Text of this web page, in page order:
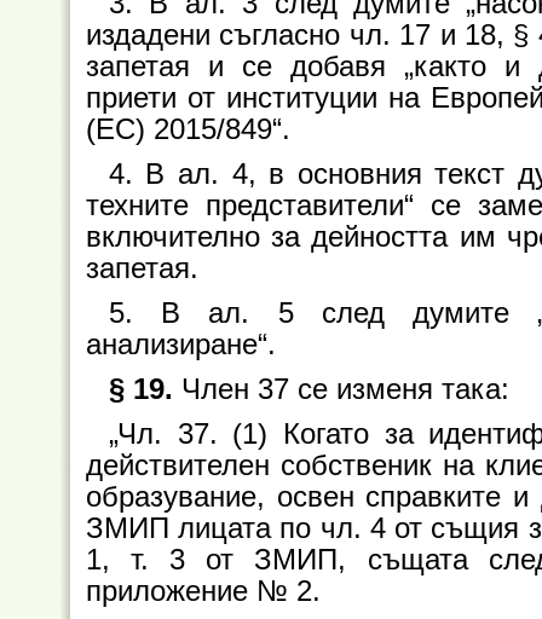
издадени съгласно чл. 17 и 18,
запетая и се добавя „както и
приети от институции на
(ЕС) 2015/849“.
4. В ал. 4, в основния текст
техните представители“ се
включително за дейността им
запетая.
5. В ал. 5 след думите
анализиране“.
§ 19. Член 37 се изменя така:
„Чл. 37. (1) Когато за
действителен собственик на
образувание, освен справките
ЗМИП лицата по чл. 4 от същия
1, т. 3 от ЗМИП, същата
приложение № 2.